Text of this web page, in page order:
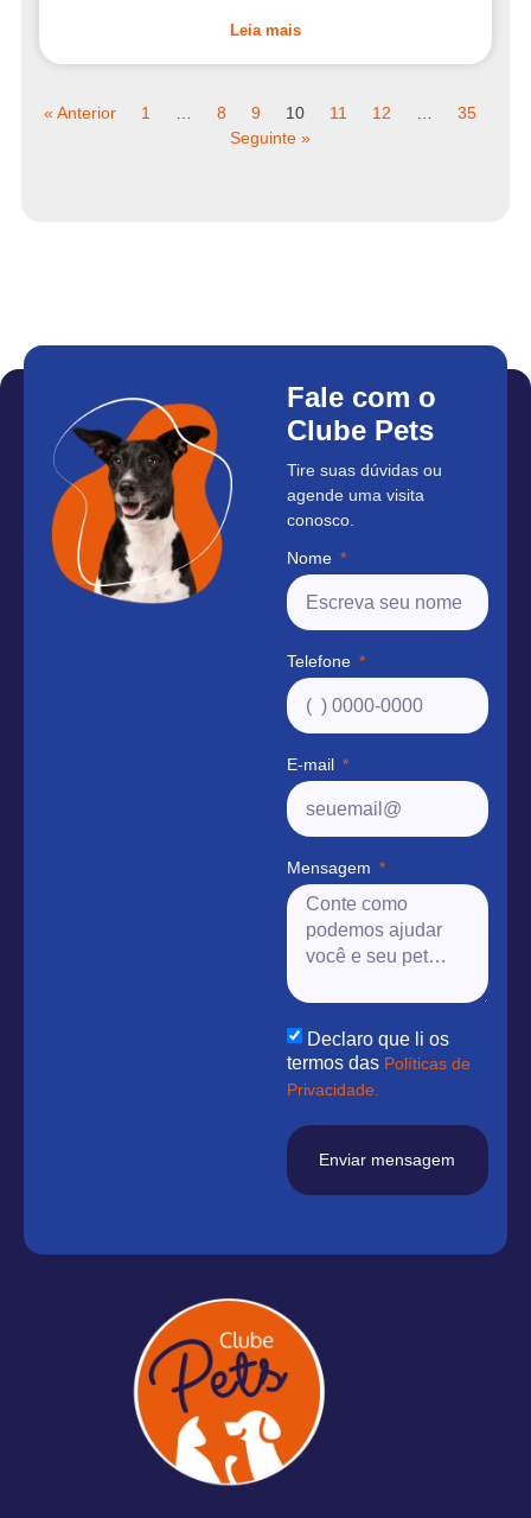
Leia mais
« Anterior 1 … 8 9 10 11 12 …
35
Seguinte »
Fale com o
Clube Pets
Tire suas dúvidas ou
agende uma visita
conosco.
Nome
Telefone
E-mail
Mensagem
Declaro que li os
termos das Políticas de
Privacidade.
Enviar mensagem